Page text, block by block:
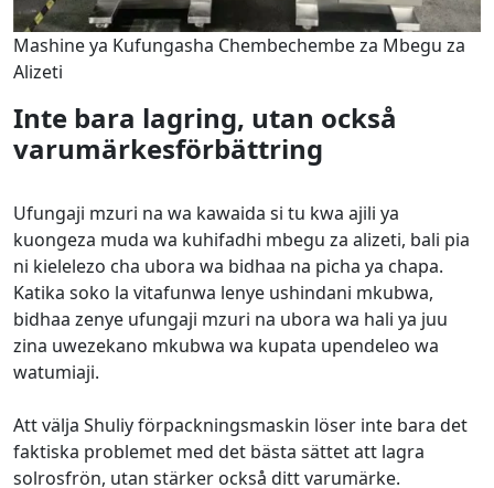
Mashine ya Kufungasha Chembechembe za Mbegu za
Alizeti
Inte bara lagring, utan också
varumärkesförbättring
Ufungaji mzuri na wa kawaida si tu kwa ajili ya
kuongeza muda wa kuhifadhi mbegu za alizeti, bali pia
ni kielelezo cha ubora wa bidhaa na picha ya chapa.
Katika soko la vitafunwa lenye ushindani mkubwa,
bidhaa zenye ufungaji mzuri na ubora wa hali ya juu
zina uwezekano mkubwa wa kupata upendeleo wa
watumiaji.
Att välja Shuliy förpackningsmaskin löser inte bara det
faktiska problemet med det bästa sättet att lagra
solrosfrön, utan stärker också ditt varumärke.